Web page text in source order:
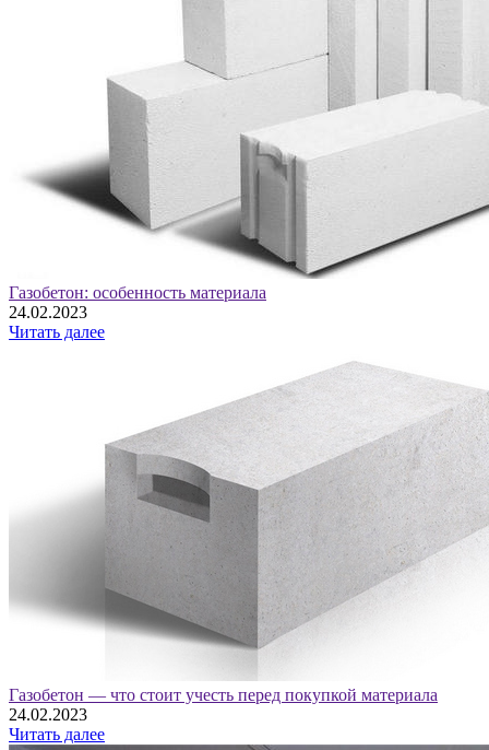
Газобетон: особенность материала
24.02.2023
Читать далее
Газобетон — что стоит учесть перед покупкой материала
24.02.2023
Читать далее